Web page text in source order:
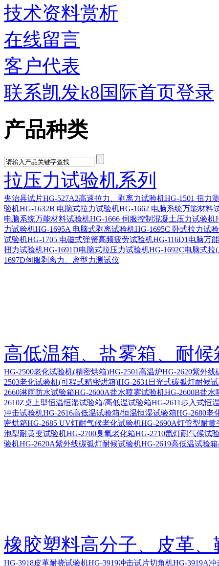
技术资料赏析
在线留言
客户代表
联系凯发k8国际首页登录
产品种类
拉压力试验机系列
夹治具试片HG-527A2高速拉力、剥离力试验机HG-1501 扭力
验机HG-1632B 电脑式拉力试验机HG-1662 电脑系统万能材料
电脑系统万能材料试验机HG-1666 伺服控制混凝土压力试验机
力试验机HG-1695A 电脑式剥离试验机HG-1695C 卧式拉力试
试验机HG-1705 电磁式弹簧高频疲劳试验机HG-116D1电脑万
扭力试验机HG-1691D电脑式拉压力试验机HG-1692C电脑式拉
1697D伺服剥离力、离型力测试仪
高低温箱、盐雾箱、耐
HG-2500老化试验机(精密烘箱)HG-2501高温炉HG-2620紫外线
2503老化试验机(可程式精密烘箱)HG-2631日光式碳弧灯耐候
2660淋雨防水试验箱HG-2600A盐水喷雾试验机HG-2600B盐水
2610Z桌上型恒温恒湿试验箱/高低温试验箱HG-2611步入式恒
冲击试验机HG-2616高低温试验箱/恒温恒湿试验箱HG-2680老
密烘箱HG-2685 UV灯耐气候老化试验机HG-2690A灯管型耐黄
泡型耐黄变试验机HG-2700臭氧老化箱HG-2710氙灯耐气候试
验机HG-2620A紫外线碳弧灯耐候试验机HG-2619高低温试验
橡胶塑料高分子、皮革
HG-3918皮革耐挠试验机HG-3919冲击试片切角机HG-3919A